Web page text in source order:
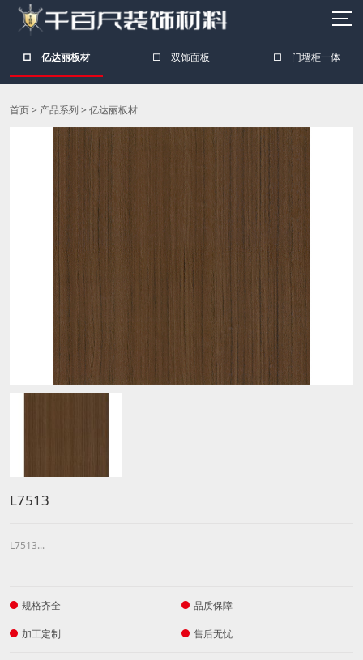
□ 亿达丽板材 □ 双饰面板 □ 门墙柜一体
首页> 产品系列 > 亿达丽板材
L7513
L7513...
规格齐全 品质保障
加工定制 售后无忧